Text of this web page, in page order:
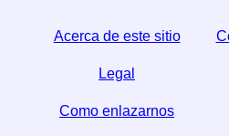
Acerca de este sitio
Legal
Como enlazarnos